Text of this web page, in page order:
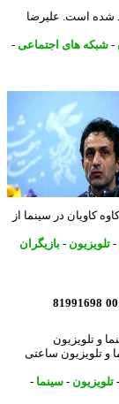
است. علیرضا
های اجتماعی-
در سینما از
-بازیگران
ساعتی
-سینما-